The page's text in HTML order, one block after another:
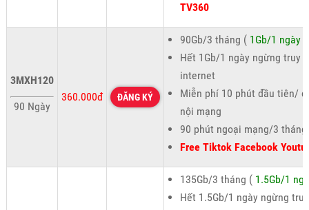
TV360
3MXH120
90 Ngày
360.000đ ĐĂNG KÝ
90Gb/3 tháng ( 1Gb/1 ngày)
Hết 1Gb/1 ngày ngừng truy
internet
Miễn phí 10 phút đầu tiên/
nội mạng
90 phút ngoại mạng/3 tháng
Free Tiktok Facebook
135Gb/3 tháng ( 1.5Gb/1
Hết 1.5Gb/1 ngày ngừng